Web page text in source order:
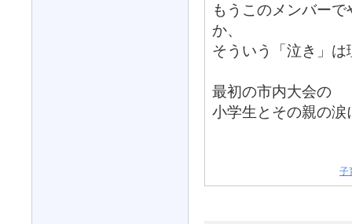
もうこのメンバー
か、
そういう「泣き」は
最初の市内大会の
小学生とその親の
子